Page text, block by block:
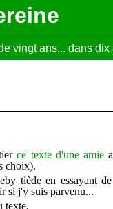
vingt ans... dans
ce texte d'une amie
choix).
tiède en essayant
si j'y suis parvenu...
texte.